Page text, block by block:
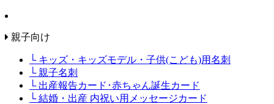
親子向け
└ キッズ・キッズモデル・子供(こども)用名刺
└ 親子名刺
└ 出産報告カード･赤ちゃん誕生カード
└ 結婚・出産 内祝い用メッセージカード